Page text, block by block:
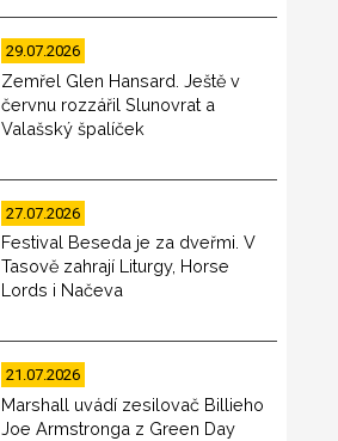
29.07.2026
Zemřel Glen Hansard. Ještě v
červnu rozzářil Slunovrat a
Valašský špalíček
27.07.2026
Festival Beseda je za dveřmi. V
Tasově zahrají Liturgy, Horse
Lords i Načeva
21.07.2026
Marshall uvádí zesilovač Billieho
Joe Armstronga z Green Day